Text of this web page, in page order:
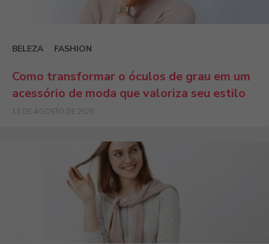
BELEZA FASHION
Como transformar o óculos de grau em um
acessório de moda que valoriza seu estilo
13 DE AGOSTO DE 2025